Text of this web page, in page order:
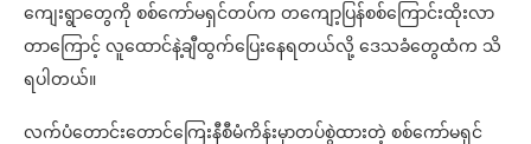
ကျေးရွာတွေကို စစ်ကော်မရှင်တပ်က တကျော့ပြန်စစ်ကြောင်းထိုးလာ
တာကြောင့် လူထောင်နဲ့ချီထွက်ပြေးနေရတယ်လို့ ဒေသခံတွေထံက သိ
ရပါတယ်။
လက်ပံတောင်းတောင်ကြေးနီစီမံကိန်းမှာတပ်စွဲထားတဲ့ စစ်ကော်မရှင်